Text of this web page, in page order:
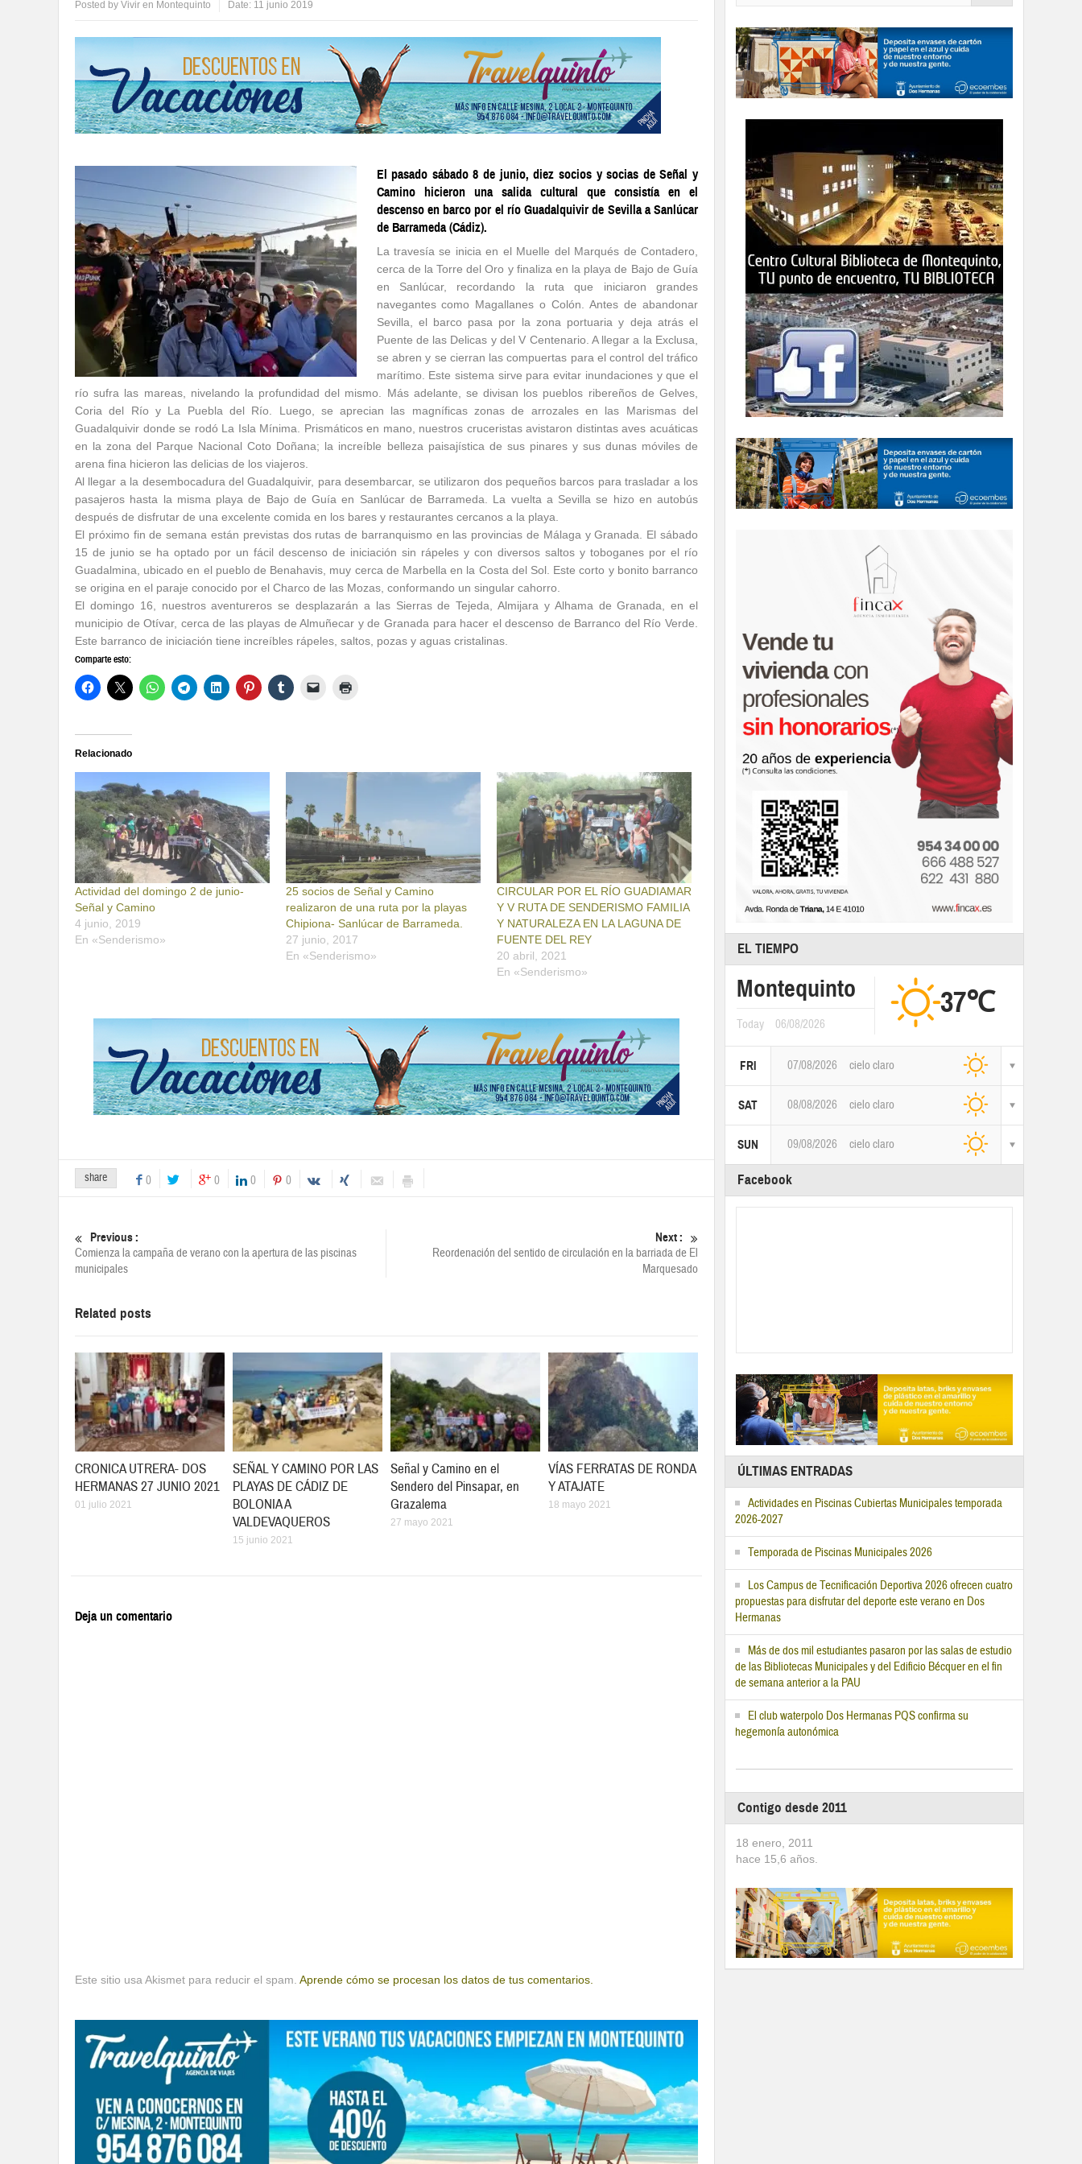
Posted by Vivir en Montequinto Date: 11 junio 2019
El pasado sábado 8 de junio, diez socios y socias de Señal y
Camino hicieron una salida cultural que consistía en el
descenso en barco por el río Guadalquivir de Sevilla a Sanlúcar
de Barrameda (Cádiz).
La travesía se inicia en el Muelle del Marqués de Contadero,
cerca de la Torre del Oro y finaliza en la playa de Bajo de Guía
en Sanlúcar, recordando la ruta que iniciaron grandes
navegantes como Magallanes o Colón. Antes de abandonar
Sevilla, el barco pasa por la zona portuaria y deja atrás el
Puente de las Delicas y del V Centenario. A llegar a la Exclusa,
se abren y se cierran las compuertas para el control del tráfico
marítimo. Este sistema sirve para evitar inundaciones y que el
río sufra las mareas, nivelando la profundidad del mismo. Más adelante, se divisan los pueblos ribereños de Gelves,
Coria del Río y La Puebla del Río. Luego, se aprecian las magníficas zonas de arrozales en las Marismas del
Guadalquivir donde se rodó La Isla Mínima. Prismáticos en mano, nuestros cruceristas avistaron distintas aves acuáticas
en la zona del Parque Nacional Coto Doñana; la increíble belleza paisajística de sus pinares y sus dunas móviles de
arena fina hicieron las delicias de los viajeros.
Al llegar a la desembocadura del Guadalquivir, para desembarcar, se utilizaron dos pequeños barcos para trasladar a los
pasajeros hasta la misma playa de Bajo de Guía en Sanlúcar de Barrameda. La vuelta a Sevilla se hizo en autobús
después de disfrutar de una excelente comida en los bares y restaurantes cercanos a la playa.
El próximo fin de semana están previstas dos rutas de barranquismo en las provincias de Málaga y Granada. El sábado
15 de junio se ha optado por un fácil descenso de iniciación sin rápeles y con diversos saltos y toboganes por el río
Guadalmina, ubicado en el pueblo de Benahavis, muy cerca de Marbella en la Costa del Sol. Este corto y bonito barranco
se origina en el paraje conocido por el Charco de las Mozas, conformando un singular cahorro.
El domingo 16, nuestros aventureros se desplazarán a las Sierras de Tejeda, Almijara y Alhama de Granada, en el
municipio de Otívar, cerca de las playas de Almuñecar y de Granada para hacer el descenso de Barranco del Río Verde.
Este barranco de iniciación tiene increíbles rápeles, saltos, pozas y aguas cristalinas.
Comparte esto:
Relacionado
Actividad del domingo 2 de junio-
Señal y Camino
4 junio, 2019
En «Senderismo»
25 socios de Señal y Camino
realizaron de una ruta por la playas
Chipiona- Sanlúcar de Barrameda.
27 junio, 2017
En «Senderismo»
CIRCULAR POR EL RÍO GUADIAMAR
Y V RUTA DE SENDERISMO FAMILIA
Y NATURALEZA EN LA LAGUNA DE
FUENTE DEL REY
20 abril, 2021
En «Senderismo»
share 0 0 0 0
Previous :
Comienza la campaña de verano con la apertura de las piscinas
municipales
Next :
Reordenación del sentido de circulación en la barriada de El
Marquesado
Related posts
CRONICA UTRERA- DOS
HERMANAS 27 JUNIO 2021
01 julio 2021
SEÑAL Y CAMINO POR LAS
PLAYAS DE CÁDIZ DE
BOLONIA A
VALDEVAQUEROS
15 junio 2021
Señal y Camino en el
Sendero del Pinsapar, en
Grazalema
27 mayo 2021
VÍAS FERRATAS DE RONDA
Y ATAJATE
18 mayo 2021
Deja un comentario
Este sitio usa Akismet para reducir el spam. Aprende cómo se procesan los datos de tus comentarios.
EL TIEMPO
Montequinto
Today 06/08/2026
37℃
FRI 07/08/2026 cielo claro
SAT 08/08/2026 cielo claro
SUN 09/08/2026 cielo claro
Facebook
ÚLTIMAS ENTRADAS
Actividades en Piscinas Cubiertas Municipales temporada
2026-2027
Temporada de Piscinas Municipales 2026
Los Campus de Tecnificación Deportiva 2026 ofrecen cuatro
propuestas para disfrutar del deporte este verano en Dos
Hermanas
Más de dos mil estudiantes pasaron por las salas de estudio
de las Bibliotecas Municipales y del Edificio Bécquer en el fin
de semana anterior a la PAU
El club waterpolo Dos Hermanas PQS confirma su
hegemonía autonómica
Contigo desde 2011
18 enero, 2011
hace 15,6 años.